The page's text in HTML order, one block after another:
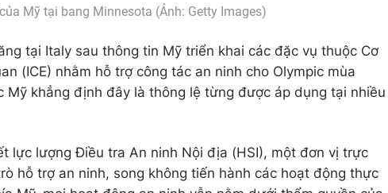
Mỹ tại bang Minnesota (Ảnh: Getty Images)
tại Italy sau thông tin Mỹ triển khai các đặc vụ thuộc Cơ
(ICE) nhằm hỗ trợ công tác an ninh cho Olympic mùa
khẳng định đây là thông lệ từng được áp dụng tại nhiều
lực lượng Điều tra An ninh Nội địa (HSI), một đơn vị trực
hỗ trợ an ninh, song không tiến hành các hoạt động thực